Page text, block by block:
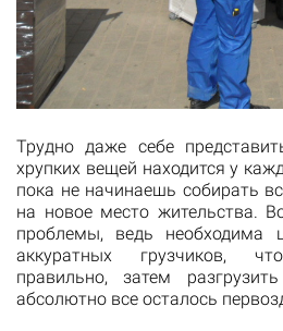
Трудно даже себе
хрупких вещей находится у
пока не начинаешь собирать
на новое место жительства.
проблемы, ведь необходима
аккуратных грузчиков,
правильно, затем
абсолютно все осталось